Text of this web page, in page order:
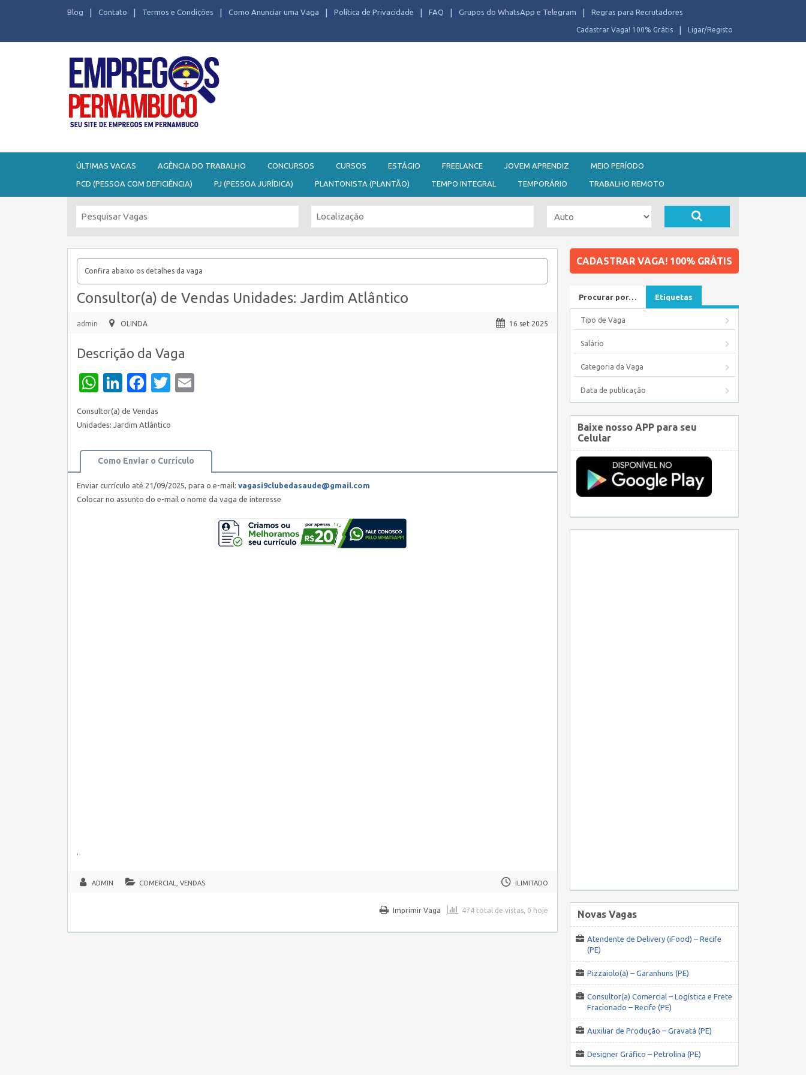
Blog Contato Termos e Condições Como Anunciar uma Vaga Política de Privacidade FAQ Grupos do WhatsApp e Telegram Regras para Recrutadores
Ligar/Registo
Cadastrar Vaga! 100% Grátis
ÚLTIMAS VAGAS AGÊNCIA DO TRABALHO CONCURSOS CURSOS ESTÁGIO FREELANCE JOVEM APRENDIZ MEIO PERÍODO
PCD (PESSOA COM DEFICIÊNCIA) PJ (PESSOA JURÍDICA) PLANTONISTA (PLANTÃO) TEMPO INTEGRAL TEMPORÁRIO TRABALHO REMOTO
Confira abaixo os detalhes da vaga
Consultor(a) de Vendas Unidades: Jardim Atlântico
admin OLINDA 16 set 2025
Descrição da Vaga
WhatsApp
LinkedIn
Facebook
Twitter
Consultor(a) de Vendas
Unidades: Jardim Atlântico
Como Enviar o Currículo
Enviar currículo até 21/09/2025, para o e-mail: vagasi9clubedasaude@gmail.com
Colocar no assunto do e-mail o nome da vaga de interesse
.
ADMIN COMERCIAL, VENDAS ILIMITADO
474 total de vistas, 0 hoje
Imprimir Vaga
CADASTRAR VAGA! 100% GRÁTIS
Procurar por… Etiquetas
Tipo de Vaga
Salário
Categoria da Vaga
Data de publicação
Baixe nosso APP para seu
Celular
Novas Vagas
Atendente de Delivery (iFood) – Recife
(PE)
Pizzaiolo(a) – Garanhuns (PE)
Consultor(a) Comercial – Logística e Frete
Fracionado – Recife (PE)
Auxiliar de Produção – Gravatá (PE)
Designer Gráfico – Petrolina (PE)